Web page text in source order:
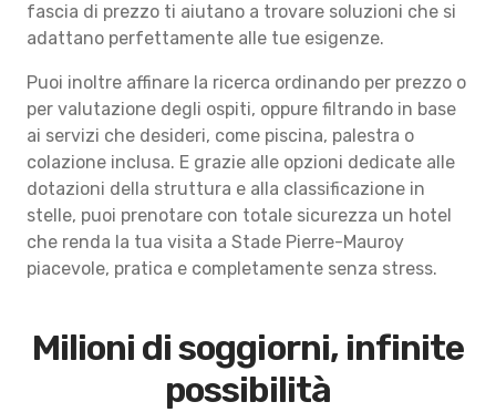
fascia di prezzo ti aiutano a trovare soluzioni che si
adattano perfettamente alle tue esigenze.
Puoi inoltre affinare la ricerca ordinando per prezzo o
per valutazione degli ospiti, oppure filtrando in base
ai servizi che desideri, come piscina, palestra o
colazione inclusa. E grazie alle opzioni dedicate alle
dotazioni della struttura e alla classificazione in
stelle, puoi prenotare con totale sicurezza un hotel
che renda la tua visita a Stade Pierre-Mauroy
piacevole, pratica e completamente senza stress.
Milioni di soggiorni, infinite
possibilità